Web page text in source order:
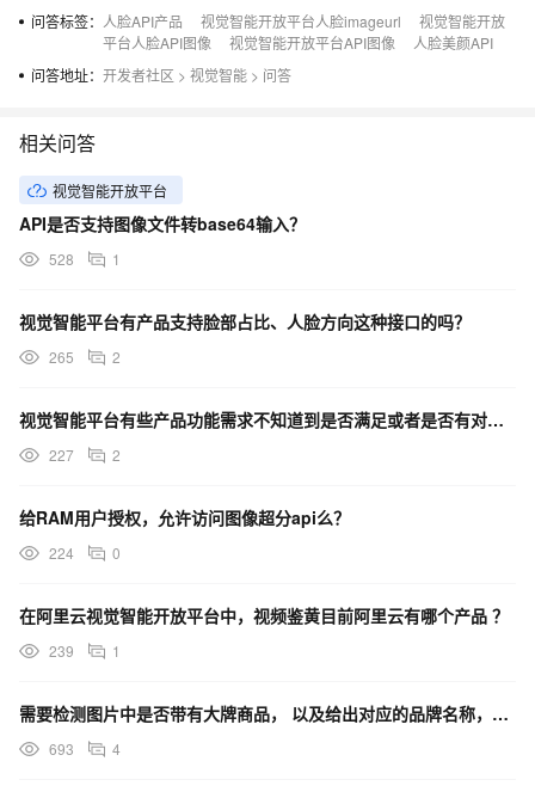
问答标签： 人脸API产品 视觉智能开放平台人脸imageurl
视觉智能开放
平台人脸API图像
视觉智能开放平台API图像
人脸美颜API
问答地址： 开发者社区 > 视觉智能 > 问答
相关问答
视觉智能开放平台
API是否支持图像文件转base64输入？
528 1
视觉智能平台有产品支持脸部占比、人脸方向这种接口的吗？
265 2
视觉智能平台有些产品功能需求不知道到是否满足或者是否有对应的解决方案？
227 2
给RAM用户授权，允许访问图像超分api么？
224 0
在阿里云视觉智能开放平台中，视频鉴黄目前阿里云有哪个产品 ？
239 1
需要检测图片中是否带有大牌商品， 以及给出对应的品牌名称，用阿里云视觉智能开放平台内的哪个产品？
693 4